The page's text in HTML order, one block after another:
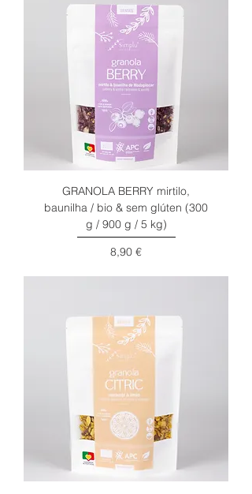
GRANOLA BERRY mirtilo,
baunilha / bio & sem glúten (300
g / 900 g / 5 kg)
Preço
8,90 €